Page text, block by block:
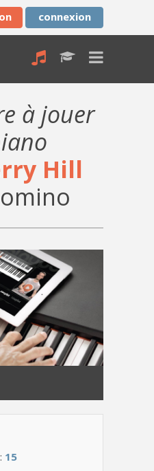
connexion
à jouer
Hill
15